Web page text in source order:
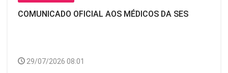
COMUNICADO OFICIAL AOS MÉDICOS DA SES
29/07/2026 08:01